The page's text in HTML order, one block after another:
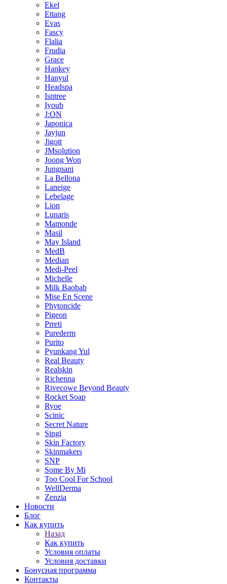
Ekel
Ettang
Evas
Fascy
Flalia
Frudia
Grace
Hankey
Hanyul
Headspa
Isntree
Iyoub
J:ON
Japonica
Jayjun
Jigott
JMsolution
Joong Won
Jungnani
La Bellona
Laneige
Lebelage
Lion
Lunaris
Mamonde
Masil
May Island
MedB
Median
Medi-Peel
Michelle
Milk Baobab
Mise En Scene
Phytoncide
Pigeon
Prreti
Purederm
Purito
Pyunkang Yul
Real Beauty
Realskin
Richenna
Rivecowe Beyond Beauty
Rocket Soap
Ryoe
Scinic
Secret Nature
Singi
Skin Factory
Skinmakers
SNP
Some By Mi
Too Cool For School
WellDerma
Zenzia
Новости
Блог
Как купить
Назад
Как купить
Условия оплаты
Условия доставки
Бонусная программа
Контакты